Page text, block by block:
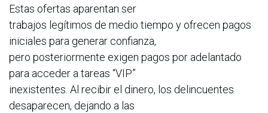
Estas ofertas aparentan ser
trabajos legítimos de medio tiempo y ofrecen pagos
iniciales para generar confianza,
pero posteriormente exigen pagos por adelantado
para acceder a tareas “VIP”
inexistentes. Al recibir el dinero, los delincuentes
desaparecen, dejando a las